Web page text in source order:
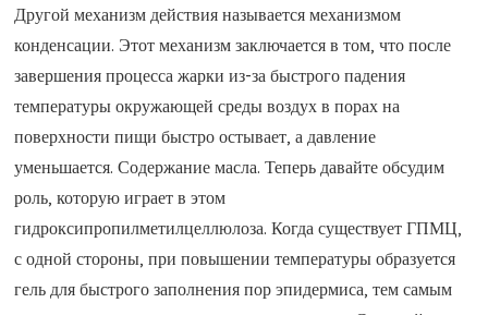
Другой механизм действия называется механизмом
конденсации. Этот механизм заключается в том, что после
завершения процесса жарки из-за быстрого падения
температуры окружающей среды воздух в порах на
поверхности пищи быстро остывает, а давление
уменьшается. Содержание масла. Теперь давайте обсудим
роль, которую играет в этом
гидроксипропилметилцеллюлоза. Когда существует ГПМЦ,
с одной стороны, при повышении температуры образуется
гель для быстрого заполнения пор эпидермиса, тем самым